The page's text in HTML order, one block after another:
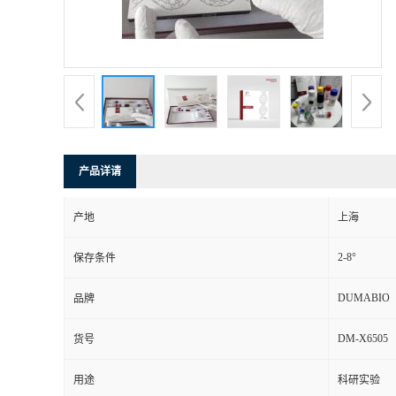
产品详请
产地 上海
保存条件 2-8°
品牌 DUMABIO
货号 DM-X6505
用途 科研实验